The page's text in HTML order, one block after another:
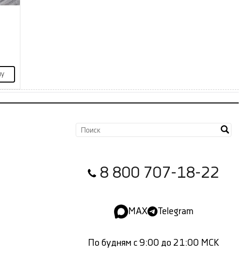
8 800 707-18-22
MAX Telegram
По будням с 9:00 до 21:00 МСК